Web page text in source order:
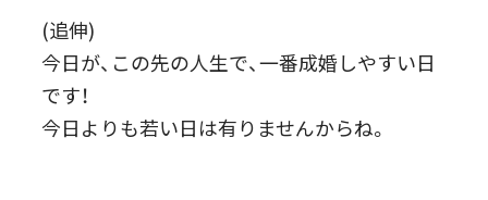
(追伸)
今日が、この先の人生で、一番成婚しやすい日
です！
今日よりも若い日は有りませんからね。